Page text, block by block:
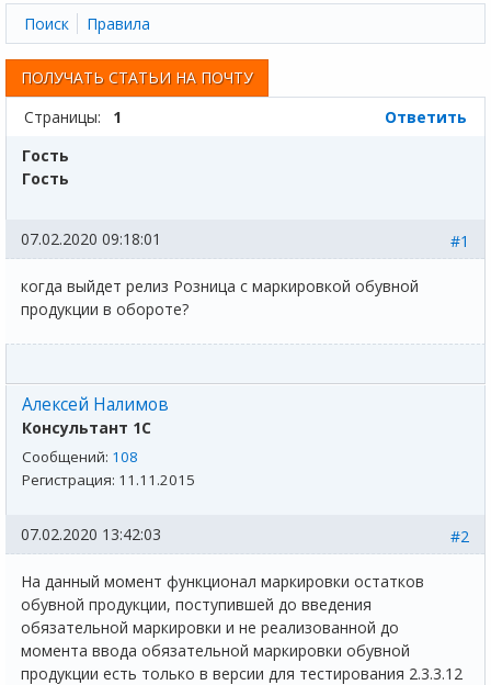
Поиск Правила
ПОЛУЧАТЬ СТАТЬИ НА ПОЧТУ
Страницы:
1
Ответить
Гость
Гость
#1
07.02.2020 09:18:01
когда выйдет релиз Розница с маркировкой обувной
продукции в обороте?
Алексей Налимов
Консультант 1С
Сообщений: 108
Регистрация: 11.11.2015
#2
07.02.2020 13:42:03
На данный момент функционал маркировки остатков
обувной продукции, поступившей до введения
обязательной маркировки и не реализованной до
момента ввода обязательной маркировки обувной
продукции есть только в версии для тестирования 2.3.3.12